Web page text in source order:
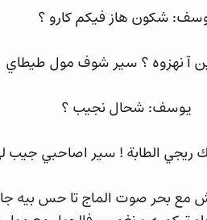
شكون هاز فيكم كارو ؟
آ نهزوه ؟ سير شوف مول طيطاي
يوسف: شحال نجيب ؟
ريجي الطابة ! سير اصاحبي جيب
بحر صوت الماج تا حس بيه